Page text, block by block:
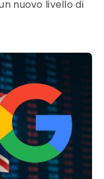
nuovo livello di